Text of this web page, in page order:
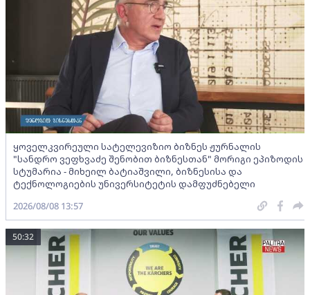
ყოველკვირეული სატელევიზიო ბიზნეს ჟურნალის
"სანდრო ვეფხვაძე შენობით ბიზნესთან" მორიგი ეპიზოდის
სტუმარია - მიხეილ ბატიაშვილი, ბიზნესისა და
ტექნოლოგიების უნივერსიტეტის დამფუძნებელი
2026/08/08 13:57
50:32